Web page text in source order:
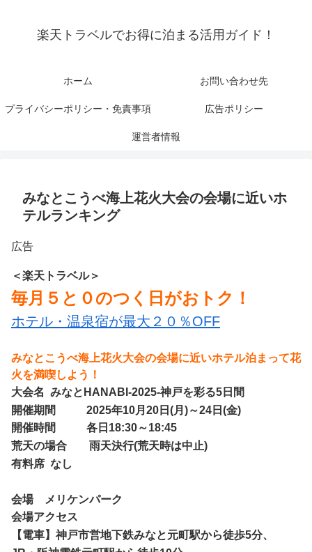
楽天トラベルでお得に泊まる活用ガイド！
ホーム お問い合わせ先
プライバシーポリシー・免責事項 広告ポリシー
運営者情報
みなとこうべ海上花火大会の会場に近いホ
テルランキング
広告
＜楽天トラベル＞
毎月５と０のつく日がおトク！
ホテル・温泉宿が最大２０％OFF
みなとこうべ海上花火大会の会場に近いホテル泊まって花
火を満喫しよう！
大会名 みなとHANABI-2025-神戸を彩る5日間
開催期間 2025年10月20日(月)～24日(金)
開催時間 各日18:30～18:45
荒天の場合 雨天決行(荒天時は中止)
有料席 なし
会場 メリケンパーク
会場アクセス
【電車】神戸市営地下鉄みなと元町駅から徒歩5分、